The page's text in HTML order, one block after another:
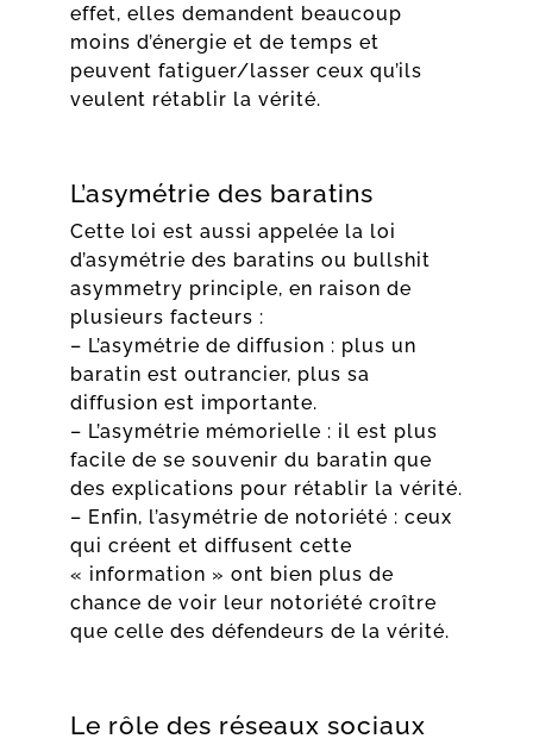
effet, elles demandent beaucoup
moins d’énergie et de temps et
peuvent fatiguer/lasser ceux qu’ils
veulent rétablir la vérité.
L’asymétrie des baratins
Cette loi est aussi appelée la loi
d’asymétrie des baratins ou bullshit
asymmetry principle, en raison de
plusieurs facteurs :
– L’asymétrie de diffusion : plus un
baratin est outrancier, plus sa
diffusion est importante.
– L’asymétrie mémorielle : il est plus
facile de se souvenir du baratin que
des explications pour rétablir la vérité.
– Enfin, l’asymétrie de notoriété : ceux
qui créent et diffusent cette
« information » ont bien plus de
chance de voir leur notoriété croître
que celle des défendeurs de la vérité.
Le rôle des réseaux sociaux